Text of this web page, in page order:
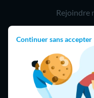
Continuer sans accepter
Rejoindre
09